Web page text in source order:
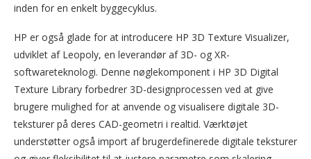
inden for en enkelt byggecyklus.
HP er også glade for at introducere HP 3D Texture Visualizer,
udviklet af Leopoly, en leverandør af 3D- og XR-
softwareteknologi. Denne nøglekomponent i HP 3D Digital
Texture Library forbedrer 3D-designprocessen ved at give
brugere mulighed for at anvende og visualisere digitale 3D-
teksturer på deres CAD-geometri i realtid. Værktøjet
understøtter også import af brugerdefinerede digitale teksturer